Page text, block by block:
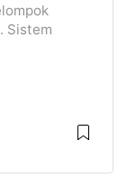
Sistem